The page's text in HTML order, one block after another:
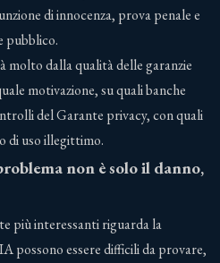
di innocenza, prova penale e
pubblico.
molto dalla qualità delle garanzie
motivazione, su quali banche
del Garante privacy, con quali
di uso illegittimo.
non è solo il danno,
più interessanti riguarda la
possono essere difficili da provare,